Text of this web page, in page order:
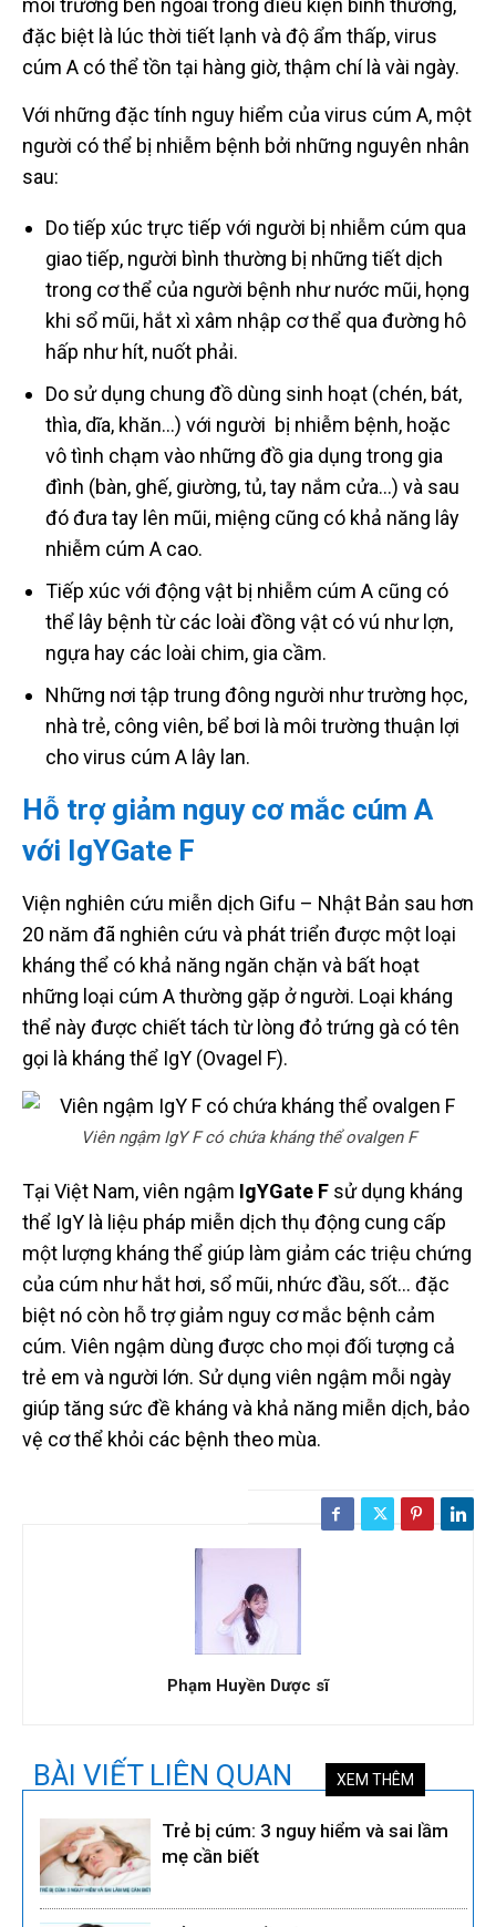
môi trường bên ngoài trong điều kiện bình thường,
đặc biệt là lúc thời tiết lạnh và độ ẩm thấp, virus
cúm A có thể tồn tại hàng giờ, thậm chí là vài ngày.
Với những đặc tính nguy hiểm của virus cúm A, một
người có thể bị nhiễm bệnh bởi những nguyên nhân
sau:
Do tiếp xúc trực tiếp với người bị nhiễm cúm qua
giao tiếp, người bình thường bị những tiết dịch
trong cơ thể của người bệnh như nước mũi, họng
khi sổ mũi, hắt xì xâm nhập cơ thể qua đường hô
hấp như hít, nuốt phải.
Do sử dụng chung đồ dùng sinh hoạt (chén, bát,
thìa, dĩa, khăn…) với người bị nhiễm bệnh, hoặc
vô tình chạm vào những đồ gia dụng trong gia
đình (bàn, ghế, giường, tủ, tay nắm cửa…) và sau
đó đưa tay lên mũi, miệng cũng có khả năng lây
nhiễm cúm A cao.
Tiếp xúc với động vật bị nhiễm cúm A cũng có
thể lây bệnh từ các loài đồng vật có vú như lợn,
ngựa hay các loài chim, gia cầm.
Những nơi tập trung đông người như trường học,
nhà trẻ, công viên, bể bơi là môi trường thuận lợi
cho virus cúm A lây lan.
Hỗ trợ giảm nguy cơ mắc cúm A
với IgYGate F
Viện nghiên cứu miễn dịch Gifu – Nhật Bản sau hơn
20 năm đã nghiên cứu và phát triển được một loại
kháng thể có khả năng ngăn chặn và bất hoạt
những loại cúm A thường gặp ở người. Loại kháng
thể này được chiết tách từ lòng đỏ trứng gà có tên
gọi là kháng thể IgY (Ovagel F).
Viên ngậm IgY F có chứa kháng thể ovalgen F
Tại Việt Nam, viên ngậm IgYGate F sử dụng kháng
thể IgY là liệu pháp miễn dịch thụ động cung cấp
một lượng kháng thể giúp làm giảm các triệu chứng
của cúm như hắt hơi, sổ mũi, nhức đầu, sốt… đặc
biệt nó còn hỗ trợ giảm nguy cơ mắc bệnh cảm
cúm. Viên ngậm dùng được cho mọi đối tượng cả
trẻ em và người lớn. Sử dụng viên ngậm mỗi ngày
giúp tăng sức đề kháng và khả năng miễn dịch, bảo
vệ cơ thể khỏi các bệnh theo mùa.
Phạm Huyền Dược sĩ
BÀI VIẾT LIÊN QUAN XEM THÊM
Trẻ bị cúm: 3 nguy hiểm và sai lầm
mẹ cần biết